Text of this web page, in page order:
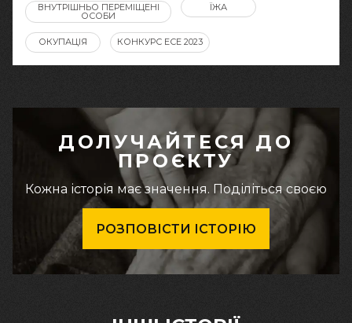
ВНУТРІШНЬО ПЕРЕМІЩЕНІ
ОСОБИ
ЇЖА
ОКУПАЦІЯ КОНКУРС ЕСЕ 2023
ДОЛУЧАЙТЕСЯ ДО
ПРОЄКТУ
Кожна історія має значення. Поділіться своєю
РОЗПОВІСТИ ІСТОРІЮ